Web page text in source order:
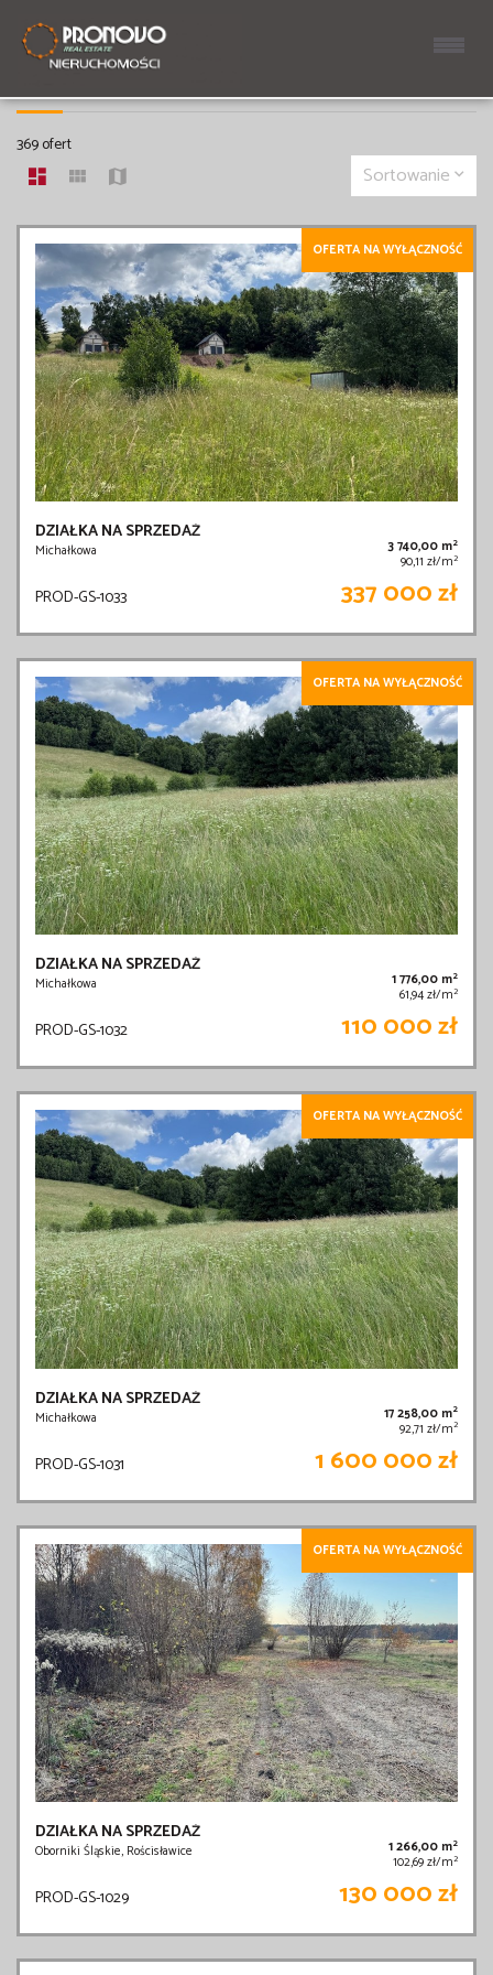
DZIAŁKI NA SPRZEDAŻ
369 ofert
Sortowanie
OFERTA NA WYŁĄCZNOŚĆ
DZIAŁKA NA SPRZEDAŻ
Michałkowa 3 740,00 m2
90,11 zł/m2
PROD-GS-1033 337 000 zł
OFERTA NA WYŁĄCZNOŚĆ
DZIAŁKA NA SPRZEDAŻ
Michałkowa 1 776,00 m2
61,94 zł/m2
PROD-GS-1032 110 000 zł
OFERTA NA WYŁĄCZNOŚĆ
DZIAŁKA NA SPRZEDAŻ
Michałkowa 17 258,00 m2
92,71 zł/m2
PROD-GS-1031 1 600 000 zł
OFERTA NA WYŁĄCZNOŚĆ
DZIAŁKA NA SPRZEDAŻ
Oborniki Śląskie, Rościsławice 1 266,00 m2
102,69 zł/m2
PROD-GS-1029 130 000 zł